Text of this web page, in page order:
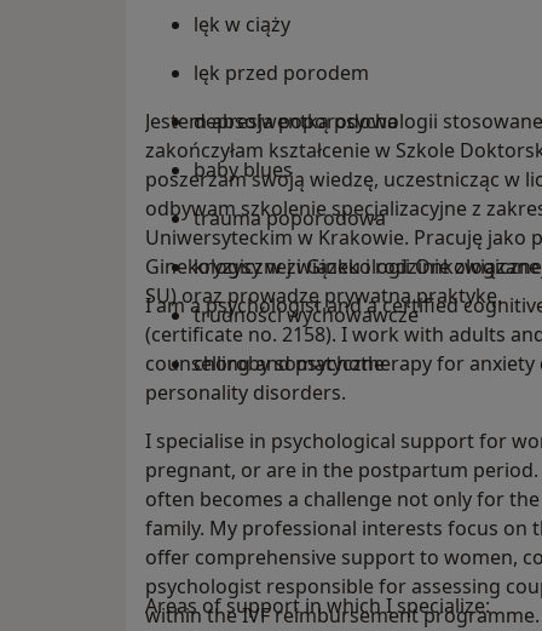
lęk w ciąży
lęk przed porodem
depresja poporodowa
baby blues
trauma poporodowa
kryzysy w związku i rodzinie
trudności wychowawcze
choroby somatyczne
Jestem absolwentką psychologii
zakończyłam kształcenie w Szkole
poszerzam swoją wiedzę, uczestnicząc w
odbywam szkolenie specjalizacyjne z
Uniwersyteckim w Krakowie. Pracuję jako
Ginekologicznej i Ginekologii
SU) oraz prowadzę prywatną praktykę.
I am a psychologist and a certified
(certificate no. 2158). I work with adults
counselling and psychotherapy for
personality disorders.
I specialise in psychological support for
pregnant, or are in the postpartum
often becomes a challenge not only for
family. My professional interests focus on
offer comprehensive support to women,
psychologist responsible for assessing
within the IVF reimbursement programme.
Areas of support in which I specialize: